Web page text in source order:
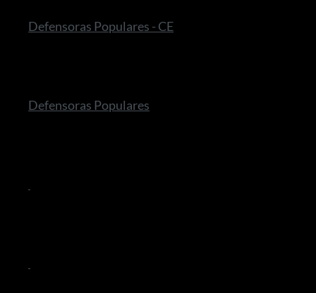
Defensoras Populares - CE
Defensoras Populares